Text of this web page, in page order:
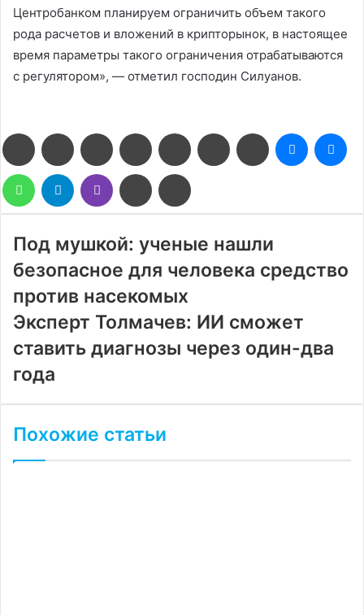
Центробанком планируем ограничить объем такого
рода расчетов и вложений в крипторынок, в настоящее
время параметры такого ограничения отрабатываются
с регулятором», — отметил господин Силуанов.
FacebookTwitter LinkedIn Pinterest Reddit ВконтактеОдноклассники
Messenger
WhatsAppTelegram Viber
Поделиться
через
электронную
Под мушкой: ученые нашли
безопасное для человека средство
против насекомых
Эксперт Толмачев: ИИ сможет
ставить диагнозы через один-два
года
Похожие статьи